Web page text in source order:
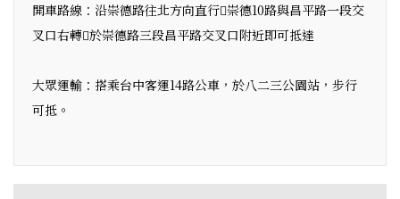
開車路線：沿崇德路往北方向直行崇德10路與昌平路一段交
叉口右轉於崇德路三段昌平路交叉口附近即可抵達
大眾運輸：搭乘台中客運14路公車，於八二三公園站，步行
可抵。